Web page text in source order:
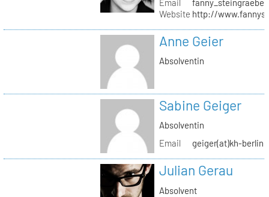
Website http://
Anne Geier
Absolventin
Sabine Geiger
Absolventin
Email
geiger(at)kh-
Julian Gerau
Absolvent